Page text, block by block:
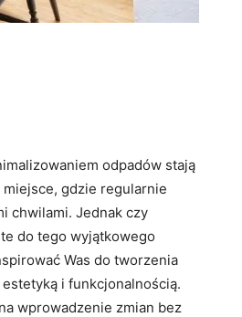
odpadów stają
gdzie regularnie
chwilami. Jednak czy
do tego wyjątkowego
Was do tworzenia
i funkcjonalnością.
wprowadzenie zmian bez